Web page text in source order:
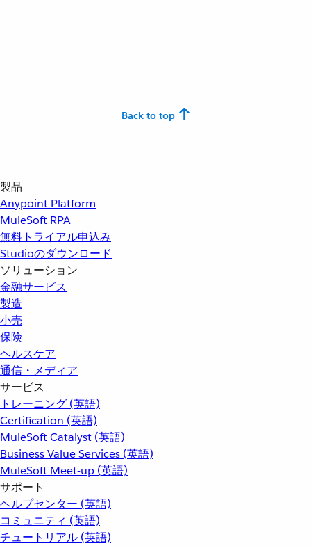
Back to top
製品
Anypoint Platform
MuleSoft RPA
無料トライアル申込み
Studioのダウンロード
ソリューション
金融サービス
製造
小売
保険
ヘルスケア
通信・メディア
サービス
トレーニング (英語)
Certification (英語)
MuleSoft Catalyst (英語)
Business Value Services (英語)
MuleSoft Meet-up (英語)
サポート
ヘルプセンター (英語)
コミュニティ (英語)
チュートリアル (英語)